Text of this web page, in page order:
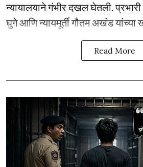
न्यायालयाने गंभीर दखल घेतली. प्रभारी
घुगे आणि न्यायमूर्ती गौतम अखंड यांच्या
Read More